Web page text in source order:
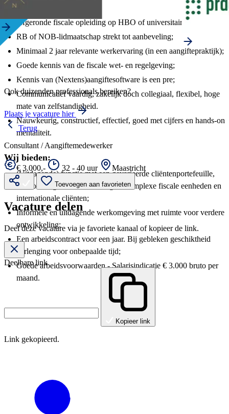
Functie eisen:
Afgeronde fiscale opleiding op HBO of universitair niveau;
RB of NOB-lidmaatschap strekt tot aanbeveling;
Minimaal 2 jaar relevante werkervaring (in een aangiftepraktijk);
Goede kennis van de fiscale wet- en regelgeving;
Kennis van (Nextens)aangiftesoftware is een pre;
Communicatief vaardig, zakelijk doch collegiaal, flexibel, hoge
mate van zelfstandigheid.
Nauwkeurig, constructief, effectief, goed met cijfers en hands-on
mentaliteit.
Wij bieden:
(Uitdagende) functie met een gevarieerde cliëntenportefeuille,
waaronder grote ondernemingen, complexe fiscale eenheden en
internationale cliënten;
Informele en uitdagende werkomgeving met ruimte voor verdere
ontwikkeling;
Een arbeidscontract voor een jaar. Bij gebleken geschiktheid
verlenging voor onbepaalde tijd;
Goede arbeidsvoorwaarden - Salarisindicatie € 3.000 bruto per
maand.
Ook duizenden professionals bereiken?
Plaats je vacature hier
Terug
Consultant / Aangiftemedewerker
€ 3.000,- 32 - 40 uur Maastricht
Toevoegen aan favorieten
Vacature delen
Deel deze vacature via je favoriete kanaal of kopieer de link.
Deelbare link
Kopieer link
Link gekopieerd.